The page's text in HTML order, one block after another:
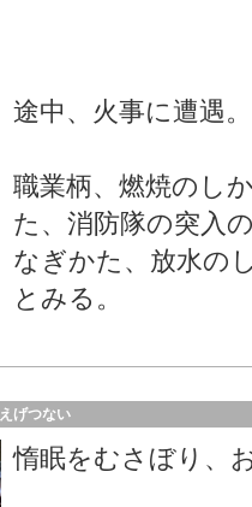
途中、火事に遭遇。
職業柄、燃焼のし
た、消防隊の突入
なぎかた、放水の
とみる。
えげつない
惰眠をむさぼり、